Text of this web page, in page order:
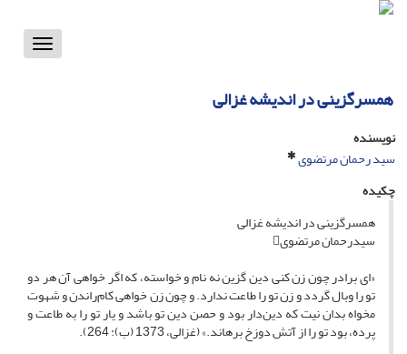
Toggle
همسرگزینی در اندیشه غزالی
نویسنده
سید رحمان مرتضوی
چکیده
همسرگزینی در اندیشه غزالی
سیدرحمان مرتضوی
«ای برادر چون زن کنی دین گزین نه نام و خواسته، که اگر خواهی آن هر دو
تو را وبال گردد و زن تو را طاعت ندارد. و چون زن خواهی کام‌راندن و شهوت
مخواه بدان نیت که دین‌دار بود و حصن دین تو باشد و یار تو را به طاعت و
پرده، بود تو را از آتش دوزخ برهاند.» (غزالی، 1373 (ب): 264).